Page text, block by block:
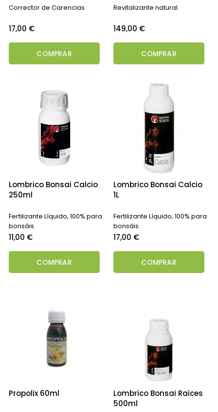
Corrector de Carencias
Precio
17,00 €
COMPRAR
Revitalizante natural.
Precio
149,00 €
COMPRAR
Lombrico Bonsai Calcio
250ml
Fertilizante Líquido, 100% para
bonsáis.
Precio
11,00 €
COMPRAR
Lombrico Bonsai Calcio
1L
Fertilizante Líquido, 100% para
bonsáis.
Precio
17,00 €
COMPRAR
Propolix 60ml
Lombrico Bonsai Raices
500ml